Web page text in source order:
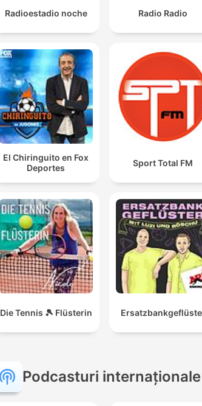
Radioestadio noche Radio Radio
El Chiringuito en Fox
Deportes
Sport Total FM
Die Tennis 🎾 Flüsterin
Podcasturi